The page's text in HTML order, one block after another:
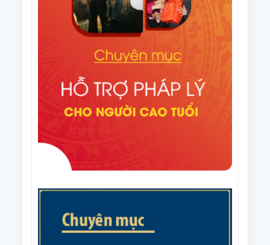
Thường vụ Trung ương Hội NCT Việt Nam về việc
người cao tuổi chung tay ủng hộ nhân dân Cuba
Văn bản số 226/CV-HNCT ngày 06/8/2025 của Ban
lập kế hoạch thực hiện Đề án nhân rộng câu lạc bộ
Quyết định số 1648/QĐ-TTg ngày 06/8/2025 của
Thủ tướng Chính phủ Phê duyệt Đề án nhân rộng
câu lạc bộ liên thế hệ tự giúp nhau đến năm 2035
Văn bản số 215/CV-HNCT/BCS ngày 31/7/2025 của
Ban Thường vụ Trung ương Hội NCT Việt Nam về
Thường vụ Trung ương Hội NCT Việt Nam về các
nhiệm vụ trọng tâm năm 2026